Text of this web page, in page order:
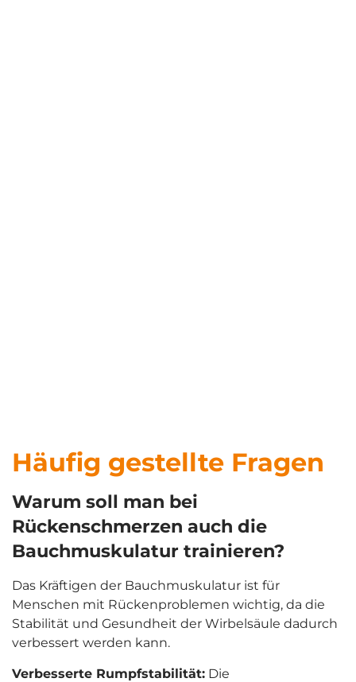
Häufig gestellte Fragen
Warum soll man bei
Rückenschmerzen auch die
Bauchmuskulatur trainieren?
Das Kräftigen der Bauchmuskulatur ist für
Menschen mit Rückenproblemen wichtig, da die
Stabilität und Gesundheit der Wirbelsäule dadurch
verbessert werden kann.
Verbesserte Rumpfstabilität: Die